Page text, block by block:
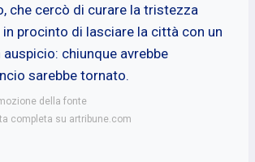
che cercò di curare la tristezza
procinto di lasciare la città con un
chiunque avrebbe
sarebbe tornato.
della fonte
completa su artribune.com